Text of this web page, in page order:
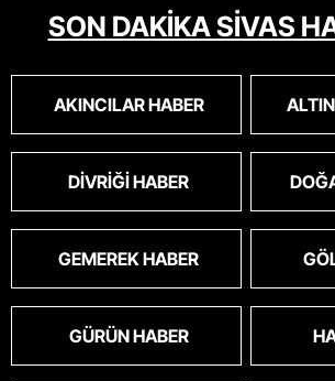
masum algısı yapılıyor.iki gün
cinsini bile öldüren bu kopekler
oldu.korkuyoruz.
SON DAKİKA SİVAS
AKINCILAR HABER
DIVRIĞI HABER
GEMEREK HABER
GÜRÜN HABER